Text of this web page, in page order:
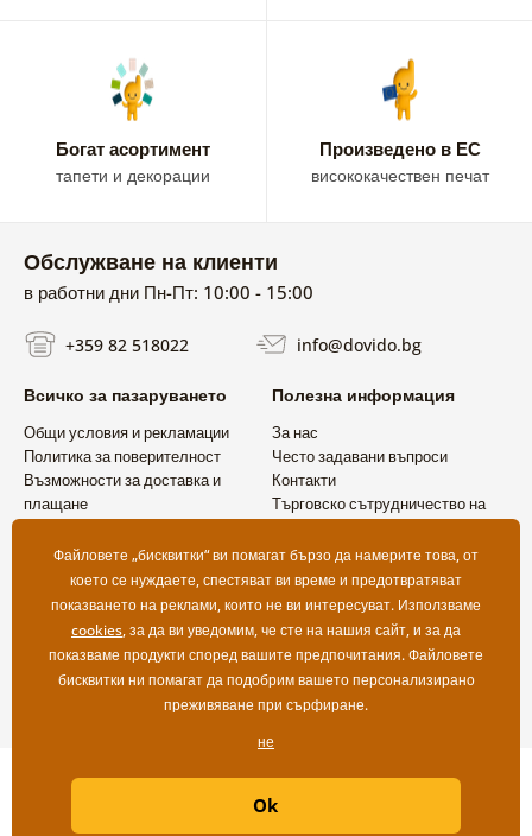
Богат асортимент
тапети и декорации
Произведено в ЕС
висококачествен печат
Обслужване на клиенти
в работни дни Пн-Пт: 10:00 - 15:00
+359 82 518022 info@dovido.bg
Всичко за пазаруването
Общи условия и рекламации
Политика за поверителност
Възможности за доставка и
плащане
Полезна информация
За нас
Често задавани въпроси
Контакти
Търговско сътрудничество на
Copyright ©2019 © Dovido.bg.
| Онлайн магазинът е създаден от
Файловете „бисквитки“ ви помагат бързо да намерите това, от
което се нуждаете, спестяват ви време и предотвратяват
показването на реклами, които не ви интересуват. Използваме
cookies, за да ви уведомим, че сте на нашия сайт, и за да
показваме продукти според вашите предпочитания. Файловете
бисквитки ни помагат да подобрим вашето персонализирано
преживяване при сърфиране.
не
Ok